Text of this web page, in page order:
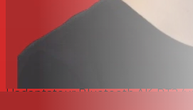
Contrôle sans fil avec
L'application gratuite TASCAM
téléchargeable pour iOS, iPad OS
permet de contrôler
L'adaptateur Bluetooth AK-BT2